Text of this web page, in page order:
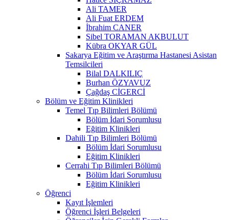
Ali TAMER
Ali Fuat ERDEM
İbrahim CANER
Sibel TORAMAN AKBULUT
Kübra OKYAR GÜL
Sakarya Eğitim ve Araştırma Hastanesi Asistan
Temsilcileri
Bilal DALKILIÇ
Burhan ÖZYAVUZ
Çağdaş CİGERCİ
Bölüm ve Eğitim Klinikleri
Temel Tıp Bilimleri Bölümü
Bölüm İdari Sorumlusu
Eğitim Klinikleri
Dahili Tıp Bilimleri Bölümü
Bölüm İdari Sorumlusu
Eğitim Klinikleri
Cerrahi Tıp Bilimleri Bölümü
Bölüm İdari Sorumlusu
Eğitim Klinikleri
Öğrenci
Kayıt İşlemleri
Öğrenci İşleri Belgeleri